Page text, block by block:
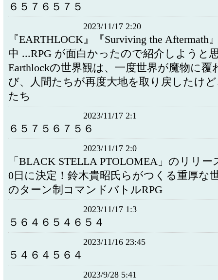
６５７６５７５
2023/11/17 2:20
『EARTHLOCK』『Surviving the Aftermath
中 ...RPG が面白かったので紹介しようと
Earthlockの世界観は、一度世界が魔物に覆
び、人間たちが再度大地を取り戻したけ
たち
2023/11/17 2:1
６５７５６７５６
2023/11/17 2:0
「BLACK STELLA PTOLOMEA」のリリー
0日に決定！鈴木貴昭氏らがつくる重厚な
のターン制コマンドバトルRPG
2023/11/17 1:3
５６４６５４６５４
2023/11/16 23:45
５４６４５６４
2023/9/28 5:41